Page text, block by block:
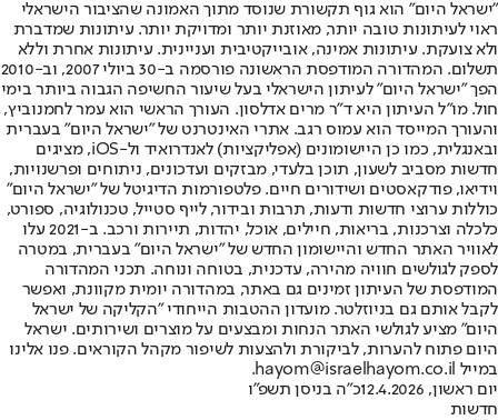
"ישראל היום" הוא גוף תקשורת שנוסד מתוך האמונה שהציבור הישראלי
ראוי לעיתונות טובה יותר, מאוזנת יותר ומדויקת יותר. עיתונות שמדברת
ולא צועקת. עיתונות אמינה, אובייקטיבית ועניינית. עיתונות אחרת וללא
תשלום. המהדורה המודפסת הראשונה פורסמה ב-30 ביולי 2007, וב-2010
הפך "ישראל היום" לעיתון הישראלי בעל שיעור החשיפה הגבוה ביותר בימי
חול. מו"ל העיתון היא ד"ר מרים אדלסון. העורך הראשי הוא עמר לחמנוביץ,
והעורך המייסד הוא עמוס רגב. אתרי האינטרנט של "ישראל היום" בעברית
ובאנגלית, כמו כן היישומונים (אפליקציות) לאנדרואיד ול-iOS, מציגים
חדשות מסביב לשעון, תוכן בלעדי, מבזקים ועדכונים, ניתוחים ופרשנויות,
וידיאו, פודקאסטים ושידורים חיים. פלטפורמות הדיגיטל של "ישראל היום"
כוללות ערוצי חדשות ודעות, תרבות ובידור, לייף סטייל, טכנולוגיה, ספורט,
כלכלה וצרכנות, בריאות, חיילים, אוכל, יהדות, תיירות ורכב. ב-2021 עלו
לאוויר האתר החדש והיישומון החדש של "ישראל היום" בעברית, במטרה
לספק לגולשים חוויה מהירה, עדכנית, בטוחה ונוחה. תכני המהדורה
המודפסת של העיתון זמינים גם באתר, במהדורה יומית מקוונת, ואפשר
לקבל אותם גם בניוזלטר. מועדון ההטבות הייחודי "הקליקה של ישראל
היום" מציע לגולשי האתר הנחות ומבצעים על מוצרים ושירותים. ישראל
היום פתוח להערות, לביקורת ולהצעות לשיפור מקהל הקוראים. פנו אלינו
במייל hayom@israelhayom.co.il.
יום ראשון, 12.4.2026
כ"ה בניסן תשפ"ו
חדשות